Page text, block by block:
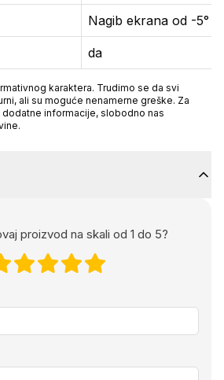
Nagib ekrana od -5°
da
karaktera. Trudimo se da svi
ali su moguće nenamerne greške. Za
informacije, slobodno nas
proizvod na skali od 1 do 5?